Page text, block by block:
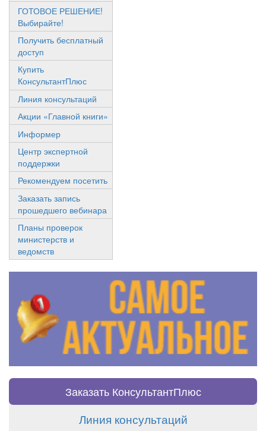
ГОТОВОЕ РЕШЕНИЕ!
Выбирайте!
Получить бесплатный
доступ
Купить
КонсультантПлюс
Линия консультаций
Акции «Главной книги»
Информер
Центр экспертной
поддержки
Рекомендуем посетить
Заказать запись
прошедшего вебинара
Планы проверок
министерств и
ведомств
Заказать КонсультантПлюс
Линия консультаций